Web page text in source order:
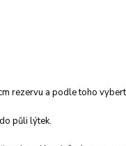
rezervu a podle toho
půli lýtek.